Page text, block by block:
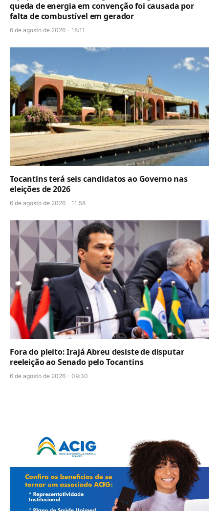
queda de energia em convenção foi causada por
falta de combustível em gerador
6 de agosto de 2026 - 18:11
Tocantins terá seis candidatos ao Governo nas
eleições de 2026
6 de agosto de 2026 - 11:58
Fora do pleito: Irajá Abreu desiste de disputar
reeleição ao Senado pelo Tocantins
6 de agosto de 2026 - 09:30